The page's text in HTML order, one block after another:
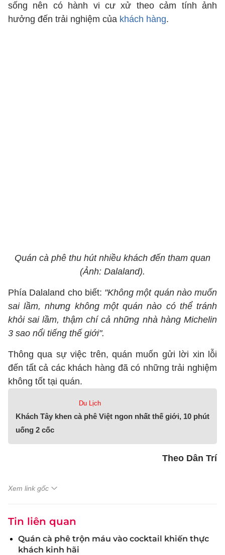
sống nên có hành vi cư xử theo cảm tính ảnh
hưởng đến trải nghiệm của khách hàng.
Quán cà phê thu hút nhiều khách đến tham quan
(Ảnh: Dalaland).
Phía Dalaland cho biết: "Không một quán nào muốn
sai lầm, nhưng không một quán nào có thể tránh
khỏi sai lầm, thậm chí cả những nhà hàng Michelin
3 sao nổi tiếng thế giới".
Thông qua sự việc trên, quán muốn gửi lời xin lỗi
đến tất cả các khách hàng đã có những trải nghiệm
không tốt tại quán.
Du Lịch
Khách Tây khen cà phê Việt ngon nhất thế giới, 10 phút
uống 2 cốc
Theo Dân Trí
Xem link gốc
Tin liên quan
Quán cà phê trộn máu vào cocktail khiến thực
khách kinh hãi